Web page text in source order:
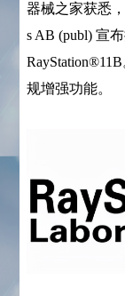
器械之家获悉，
s AB (publ) 宣
规增强功能。